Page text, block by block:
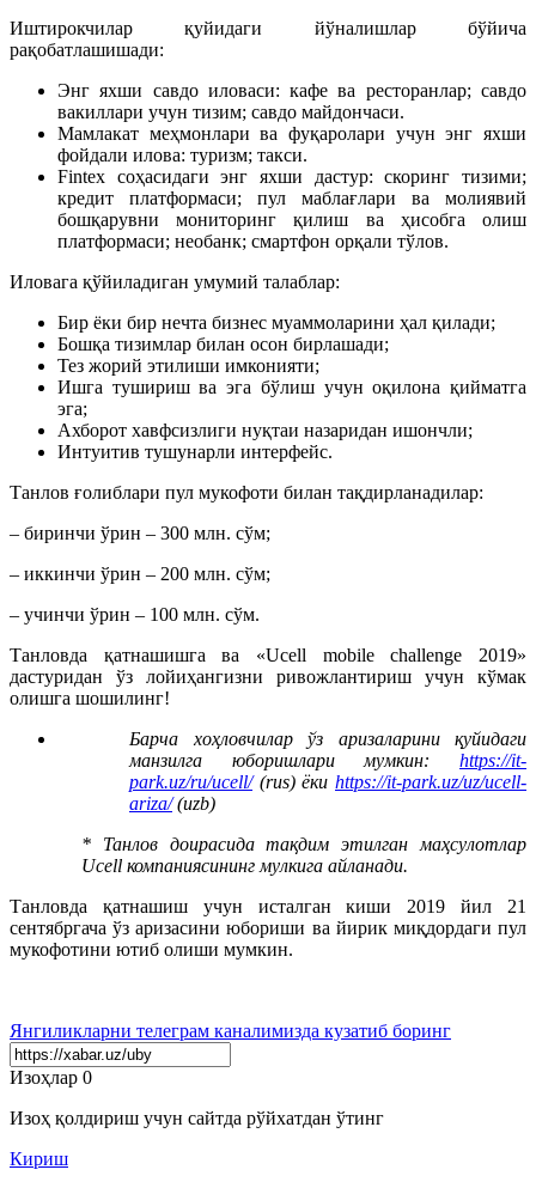
Иштирокчилар қуйидаги йўналишлар бўйича
рақобатлашишади:
Энг яхши савдо иловаси: кафе ва ресторанлар; савдо
вакиллари учун тизим; савдо майдончаси.
Мамлакат меҳмонлари ва фуқаролари учун энг яхши
фойдали илова: туризм; такси.
Fintex соҳасидаги энг яхши дастур: скоринг тизими;
кредит платформаси; пул маблағлари ва молиявий
бошқарувни мониторинг қилиш ва ҳисобга олиш
платформаси; необанк; смартфон орқали тўлов.
Иловага қўйиладиган умумий талаблар:
Бир ёки бир нечта бизнес муаммоларини ҳал қилади;
Бошқа тизимлар билан осон бирлашади;
Тез жорий этилиши имконияти;
Ишга тушириш ва эга бўлиш учун оқилона қийматга
эга;
Ахборот хавфсизлиги нуқтаи назаридан ишончли;
Интуитив тушунарли интерфейс.
Танлов ғолиблари пул мукофоти билан тақдирланадилар:
– биринчи ўрин – 300 млн. сўм;
– иккинчи ўрин – 200 млн. сўм;
– учинчи ўрин – 100 млн. сўм.
Танловда қатнашишга ва «Ucell mobile challenge 2019»
дастуридан ўз лойиҳангизни ривожлантириш учун кўмак
олишга шошилинг!
Барча хоҳловчилар ўз аризаларини қуйидаги
манзилга юборишлари мумкин: https://it-
park.uz/ru/ucell/(rus) ёки https://it-park.uz/uz/ucell-
ariza/(uzb)
* Танлов доирасида тақдим этилган маҳсулотлар
Ucell компаниясининг мулкига айланади.
Танловда қатнашиш учун исталган киши 2019 йил 21
сентябргача ўз аризасини юбориши ва йирик миқдордаги пул
мукофотини ютиб олиши мумкин.
Янгиликларни телеграм каналимизда кузатиб боринг
Изоҳлар 0
Изоҳ қолдириш учун сайтда рўйхатдан ўтинг
Кириш